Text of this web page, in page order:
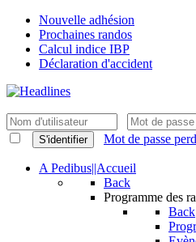
Nouvelle adhésion
Prochaines randos
Calcul indice IBP
Déclaration d'accident
S'identifier Mot de passe
A Pedibus||Accueil
Back
Programme des
Back